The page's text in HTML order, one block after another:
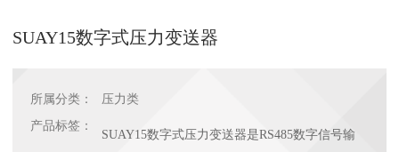
SUAY15数字式压力变送器
所属分类：
压力类
产品标签：
SUAY15数字式压力变送器是RS485数字信号输